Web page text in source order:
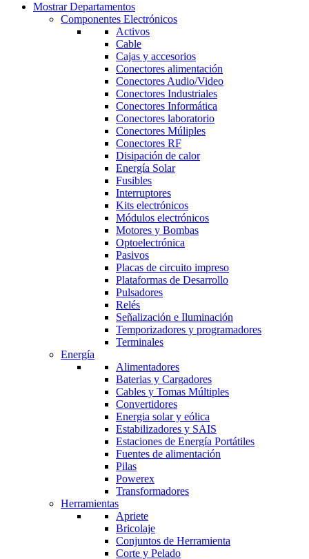
Mostrar Departamentos
Componentes Electrónicos
Activos
Cable
Cajas y accesorios
Conectores alimentación
Conectores Audio/Video
Conectores Industriales
Conectores Informática
Conectores laboratorio
Conectores Múliples
Conectores RF
Disipación de calor
Energía Solar
Fusibles
Interruptores
Kits electrónicos
Módulos electrónicos
Motores y Bombas
Optoelectrónica
Pasivos
Placas de circuito impreso
Plataformas de Desarrollo
Pulsadores
Relés
Señalización e Iluminación
Temporizadores y programadores
Terminales
Energía
Alimentadores
Baterias y Cargadores
Cables y Tomas Múltiples
Convertidores
Energia solar y eólica
Estabilizadores y SAIS
Estaciones de Energía Portátiles
Fuentes de alimentación
Pilas
Powerex
Transformadores
Herramientas
Apriete
Bricolaje
Conjuntos de Herramienta
Corte y Pelado